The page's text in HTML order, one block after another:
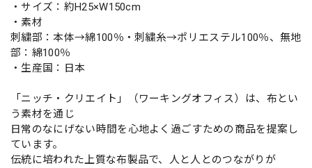
・サイズ：約H25×W150cm
・素材
刺繍部：本体→綿100％・刺繍糸→ポリエステル100％、無地
部：綿100％
・生産国：日本
「ニッチ・クリエイト」（ワーキングオフィス）は、布とい
う素材を通じ
日常のなにげない時間を心地よく過ごすための商品を提案し
ています。
伝統に培われた上質な布製品で、人と人とのつながりが